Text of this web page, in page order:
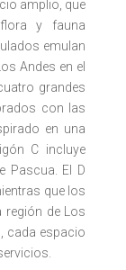
amplio, que
y fauna
emulan
Andes en el
grandes
con las
en una
C incluye
Pascua. El D
que los
región de Los
cada espacio